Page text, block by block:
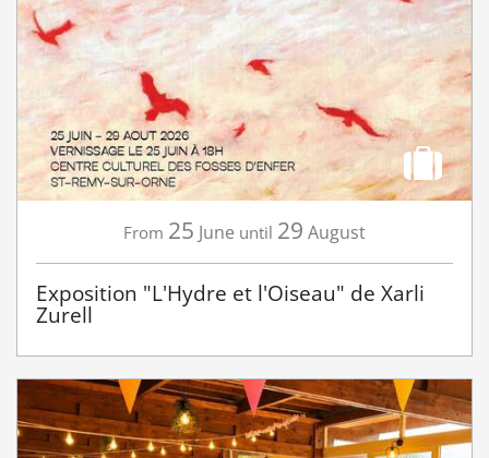
From 25 June until 29 August
Exposition "L'Hydre et l'Oiseau" de Xarli
Zurell